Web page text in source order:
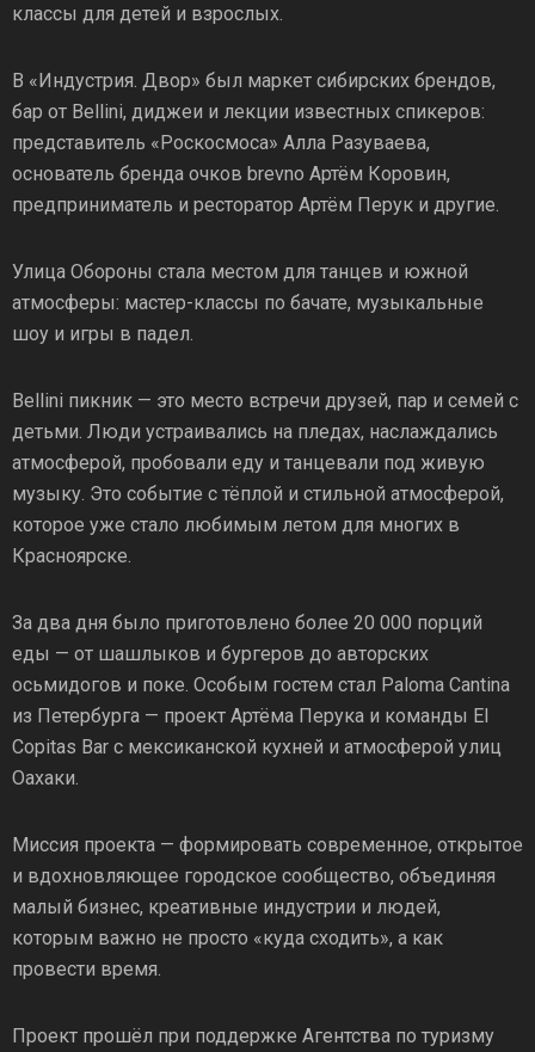
классы для детей и взрослых.
В «Индустрия. Двор» был маркет сибирских брендов,
бар от Bellini, диджеи и лекции известных спикеров:
представитель «Роскосмоса» Алла Разуваева,
основатель бренда очков brevno Артём Коровин,
предприниматель и ресторатор Артём Перук и другие.
Улица Обороны стала местом для танцев и южной
атмосферы: мастер-классы по бачате, музыкальные
шоу и игры в падел.
Bellini пикник — это место встречи друзей, пар и семей с
детьми. Люди устраивались на пледах, наслаждались
атмосферой, пробовали еду и танцевали под живую
музыку. Это событие с тёплой и стильной атмосферой,
которое уже стало любимым летом для многих в
Красноярске.
За два дня было приготовлено более 20 000 порций
еды — от шашлыков и бургеров до авторских
осьмидогов и поке. Особым гостем стал Paloma Cantina
из Петербурга — проект Артёма Перука и команды El
Copitas Bar с мексиканской кухней и атмосферой улиц
Оахаки.
Миссия проекта — формировать современное, открытое
и вдохновляющее городское сообщество, объединяя
малый бизнес, креативные индустрии и людей,
которым важно не просто «куда сходить», а как
провести время.
Проект прошёл при поддержке Агентства по туризму